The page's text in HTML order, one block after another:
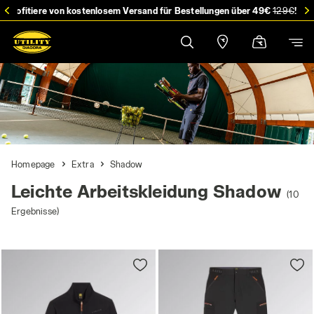
Profitiere von kostenlosem Versand für Bestellungen über 49€129€!
Homepage Extra Shadow
Leichte Arbeitskleidung Shadow (10
Ergebnisse)